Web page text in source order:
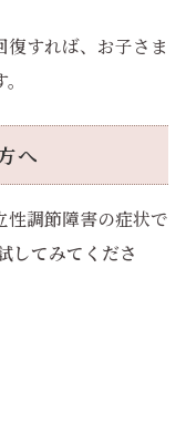
復すれば、お子さま
へ
性調節障害の症状で
してみてくださ